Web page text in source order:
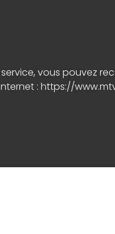
vous pouvez
: https://